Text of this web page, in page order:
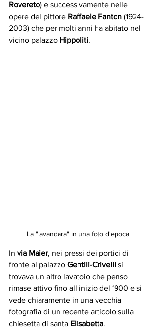
Rovereto) e successivamente nelle
opere del pittore Raffaele Fanton (1924-
2003) che per molti anni ha abitato nel
vicino palazzo Hippoliti.
La "lavandara" in una foto d'epoca
In via Maier, nei pressi dei portici di
fronte al palazzo Gentili-Crivelli si
trovava un altro lavatoio che penso
rimase attivo fino all’inizio del ‘900 e si
vede chiaramente in una vecchia
fotografia di un recente articolo sulla
chiesetta di santa Elisabetta.